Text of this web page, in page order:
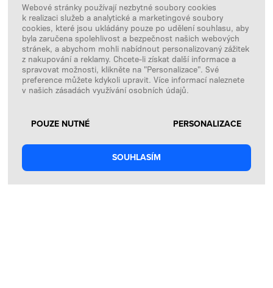
NAŠE PRODEJNY
Allnutrition.sk
Allnutrition.ro
Allnutrition.hu
Allnutrition.co.uk
Allnutrition.de
Webové stránky používají nezbytné soubory cookies
k realizaci služeb a analytické a marketingové soubory
cookies, které jsou ukládány pouze po udělení souhlasu, aby
byla zaručena spolehlivost a bezpečnost našich webových
stránek, a abychom mohli nabídnout personalizovaný zážitek
z nakupování a reklamy. Chcete-li získat další informace a
spravovat možnosti, klikněte na "Personalizace". Své
preference můžete kdykoli upravit. Více informací naleznete
v našich zásadách využívání osobních údajů.
POUZE NUTNÉ PERSONALIZACE
SOUHLASÍM